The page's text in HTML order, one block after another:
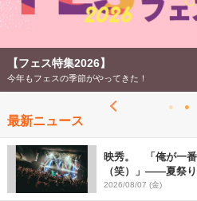
【フェス特集2026】
今年もフェスの季節がやってきた！
最新ニュース
映秀。 「俺が一番
（笑）」――夏祭
ペシャルライブ『色
2026/08/07 (金)